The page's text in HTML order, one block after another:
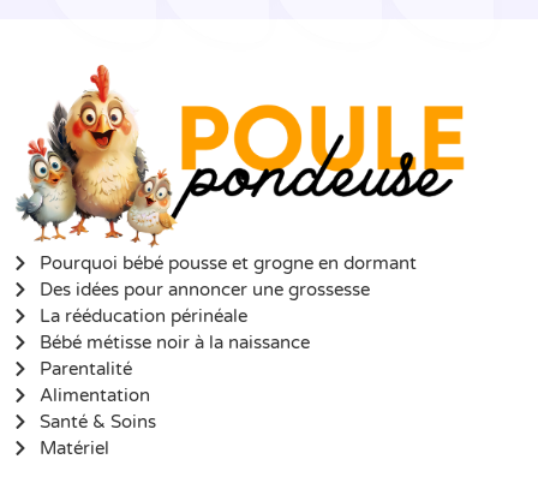
Pourquoi bébé pousse et grogne en dormant
Des idées pour annoncer une grossesse
La rééducation périnéale
Bébé métisse noir à la naissance
Parentalité
Alimentation
Santé & Soins
Matériel